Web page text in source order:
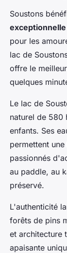
Soustons
exceptionnelle
pour les
lac de
offre le
quelques
Le lac de
naturel de 580
enfants. Ses
permettent
passionnés
au paddle, au
préservé.
L'authenticité
forêts de pins
et architecture
apaisante